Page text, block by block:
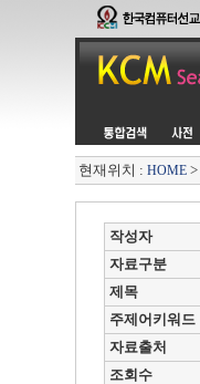
현재위치 : HOME>
작성자
자료구분
제목
주제어키워드
자료출처
조회수